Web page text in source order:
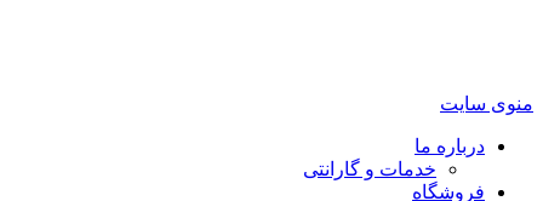
منوی سایت
درباره ما
خدمات و گارانتی
فروشگاه